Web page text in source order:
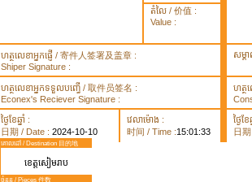
តំលៃ / 价值 :
Value :
ហត្ថលេខាអ្នកផ្ញើ / 寄件人签署及盖章 :
Shiper Signature :
សម្គ
ហត្ថលេខាអ្នកទទួលបញ្ធើ / 取件员签名 :
Econex's Reciever Signature :
ហត្ថ
ថ្ងៃខែឆ្នាំ :
日期 / Date : 2024-10-10
វេលាម៉ោង :
时间 / Time :15:01:33
ថ្ងៃខែ
日
គោលដៅ / Destination 目的地
ខេត្តសៀមរាប
ចំនួន / Pieces 件数